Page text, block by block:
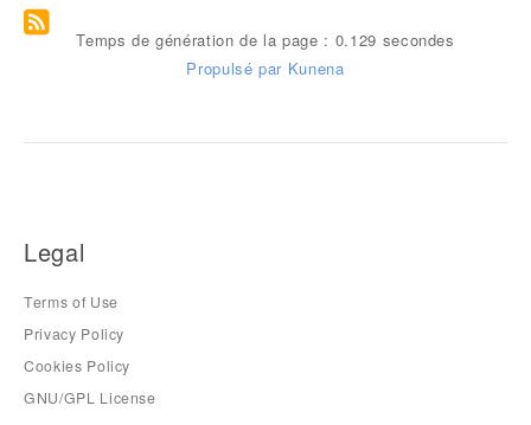
Temps de génération de la page : 0.129 secondes
Propulsé par Kunena
Legal
Terms of Use
Privacy Policy
Cookies Policy
GNU/GPL License